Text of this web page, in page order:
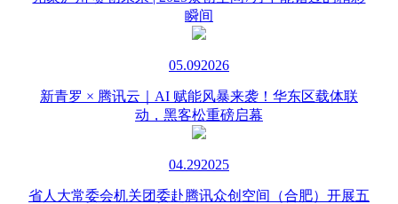
瞬间
05.092026
新青罗 × 腾讯云｜AI 赋能风暴来袭！华东区载体联
动，黑客松重磅启幕
04.292025
省人大常委会机关团委赴腾讯众创空间（合肥）开展五